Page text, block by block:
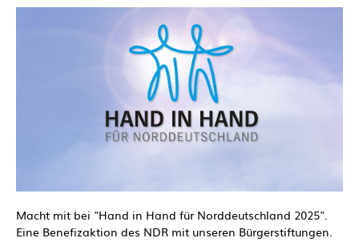
Macht mit bei "Hand in Hand für Norddeutschland 2025".
Eine Benefizaktion des NDR mit unseren Bürgerstiftungen.